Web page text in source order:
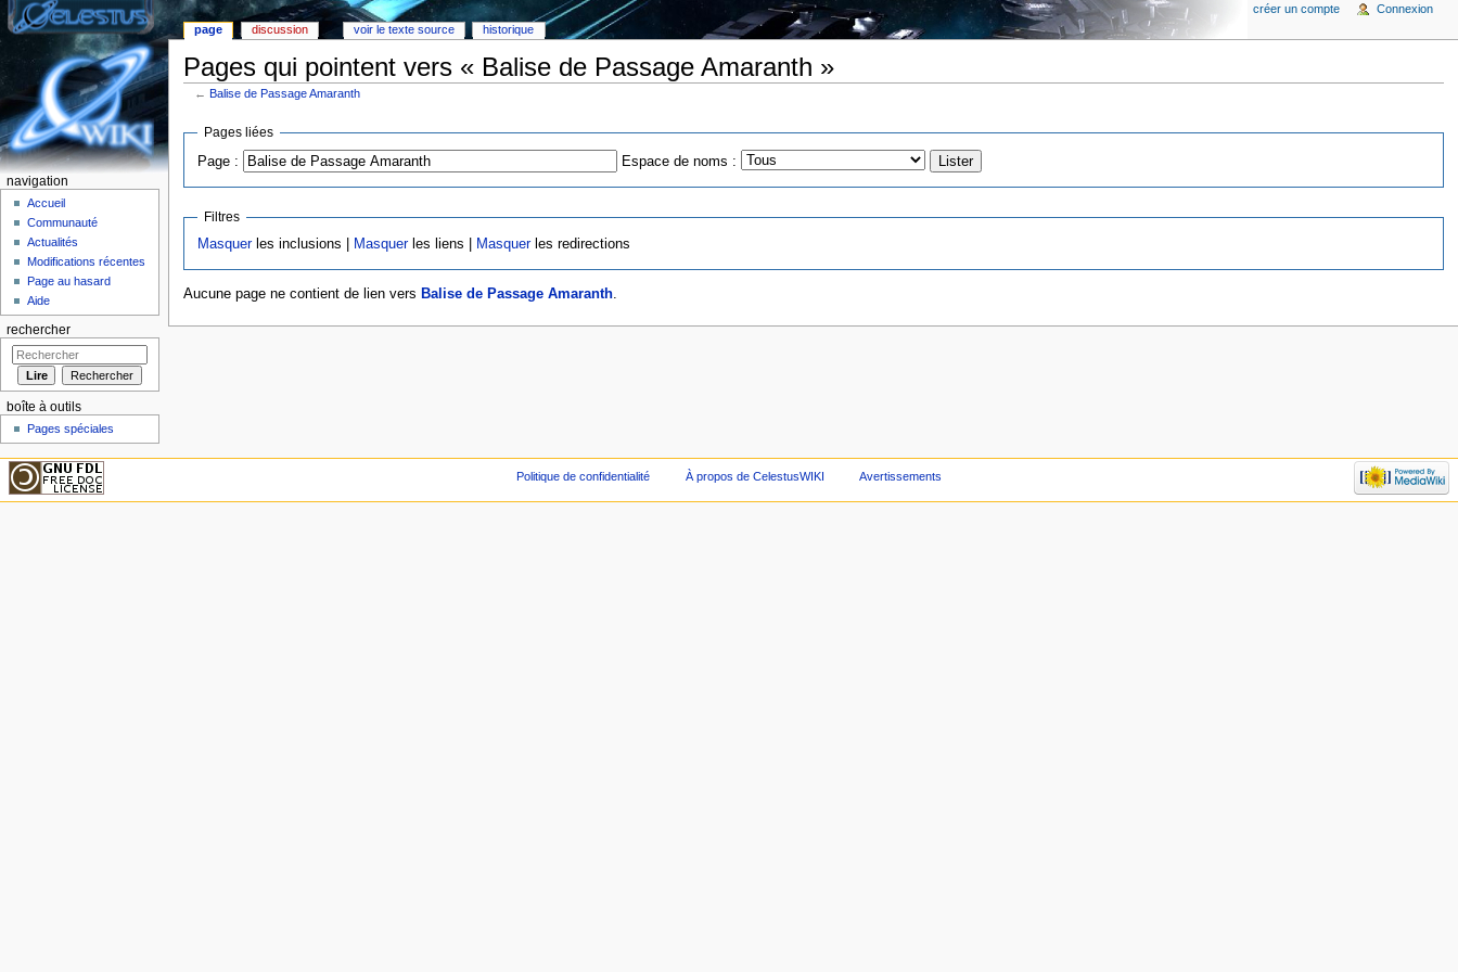
Pages qui pointent vers « Balise de Passage Amaranth »
←Balise de Passage Amaranth
Pages liées
Page :
Espace de noms :
Filtres
Masquerles inclusions | Masquerles liens | Masquerles redirections
Aucune page ne contient de lien vers Balise de Passage Amaranth.
page discussion voir le texte source historique
créer un compte Connexion
navigation
Accueil
Communauté
Actualités
Modifications récentes
Page au hasard
Aide
rechercher
boîte à outils
Pages spéciales
Politique de confidentialité À propos de CelestusWIKI Avertissements